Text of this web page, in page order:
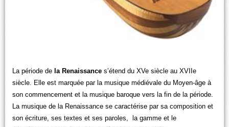
La période de la Renaissance s’étend du XVe siècle au XVIIe
siècle. Elle est marquée par la musique médiévale du Moyen-âge à
son commencement et la musique baroque vers la fin de la période.
La musique de la Renaissance se caractérise par sa composition et
son écriture, ses textes et ses paroles, la gamme et le